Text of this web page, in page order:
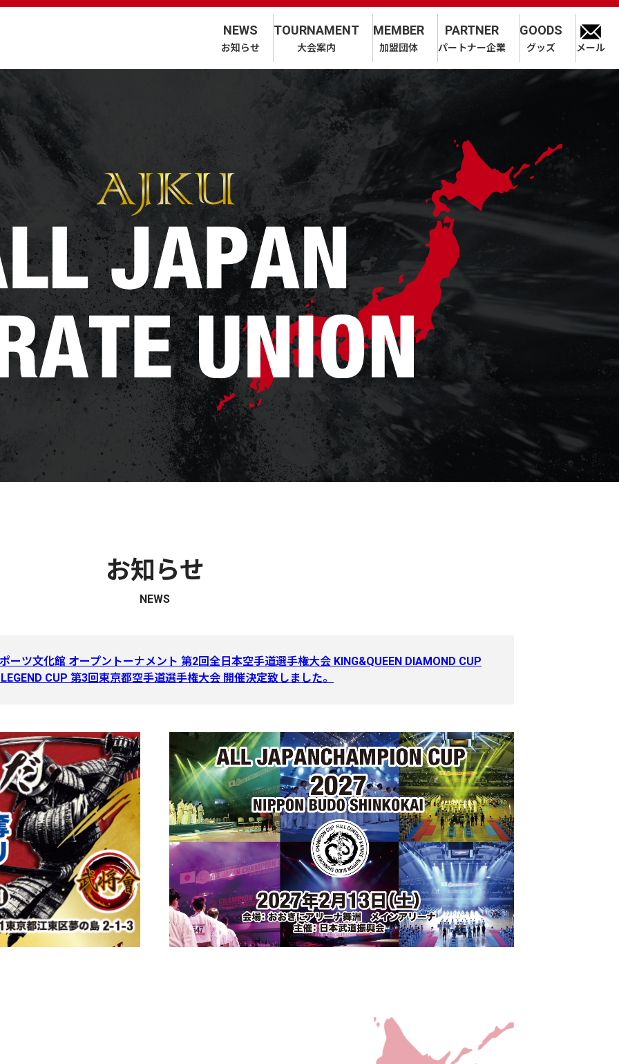
NEWS
お知らせ
TOURNAMENT
大会案内
MEMBER
加盟団体
PARTNER
パートナー企業
GOODS
グッズ メール
お知らせ
NEWS
ーツ文化館 オープントーナメント 第2回全日本空手道選手権大会 KING&QUEEN DIAMOND CUP
CUP 第3回東京都空手道選手権大会 開催決定致しました。